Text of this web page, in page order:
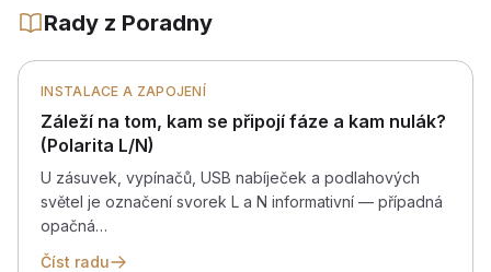
Rady z Poradny
INSTALACE A ZAPOJENÍ
Záleží na tom, kam se připojí fáze a kam nulák?
(Polarita L/N)
U zásuvek, vypínačů, USB nabíječek a podlahových
světel je označení svorek L a N informativní — případná
opačná…
Číst radu